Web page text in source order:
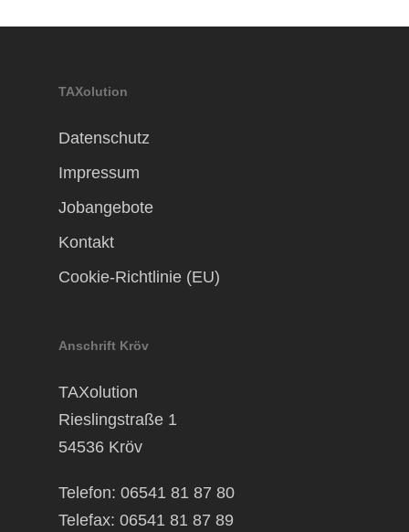
TAXolution
Datenschutz
Impressum
Jobangebote
Kontakt
Cookie-Richtlinie (EU)
Anschrift Kröv
TAXolution
Rieslingstraße 1
54536 Kröv
Telefon: 06541 81 87 80
Telefax: 06541 81 87 89